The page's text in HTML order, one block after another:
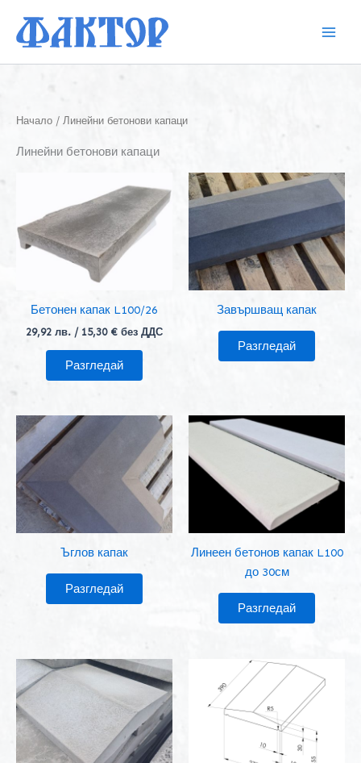
content
Начало / Линейни бетонови капаци
Линейни бетонови капаци
Бетонен капак L100/26
29,92 лв. / 15,30 € без ДДС
Разгледай
Завършващ капак
Разгледай
Ъглов капак
Разгледай
Линеен бетонов капак L100
до 30см
Разгледай